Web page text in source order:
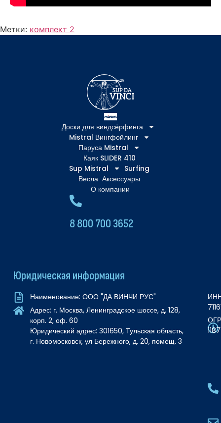
Метки: комплект 2
Доски для виндсёрфинга
Mistral Вингфойлинг
Паруса Mistral
Каяк SLIDER 410
Sup Mistral
Surfing
Весла Аксессуары
О компании
8 800 700 3652
Юридическая информация
Наименование: ООО "ДА ВИНЧИ РУС"
Адрес: г. Москва, Ленинградское шоссе, д. 128,
корп. 2, оф. 60
Юридический адрес: 301650, Тульская область,
г. Новомосковск, ул Бережного, д. 20, помещ. 3